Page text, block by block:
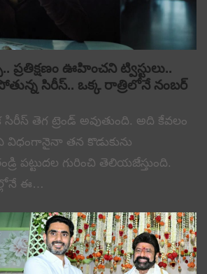
ఊహించని ట్విస్టులు..
సిరీస్.. ఒక్క రాత్రిలోనే నంబర్
సిరీస్ తెగ ట్రెండ్ అవుతుంది. అది కేవలం
విధంగానైనా తన కొడుకును
పట్టుదల గురించి తెలియజేస్తుంది.
ఈ…